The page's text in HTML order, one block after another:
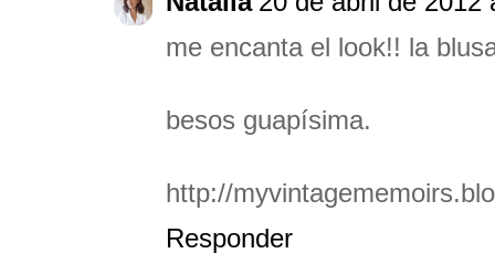
me encanta el look!! la
besos guapísima.
http://
Responder